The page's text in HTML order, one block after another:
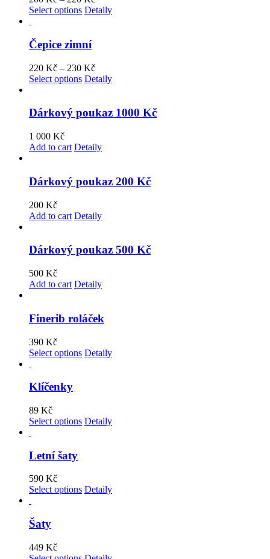
Select options Detaily
Čepice zimní
220 Kč – 230 Kč
Select options Detaily
Dárkový poukaz 1000 Kč
1 000 Kč
Add to cart Detaily
Dárkový poukaz 200 Kč
200 Kč
Add to cart Detaily
Dárkový poukaz 500 Kč
500 Kč
Add to cart Detaily
Finerib roláček
390 Kč
Select options Detaily
Klíčenky
89 Kč
Select options Detaily
Letní šaty
590 Kč
Select options Detaily
Šaty
449 Kč